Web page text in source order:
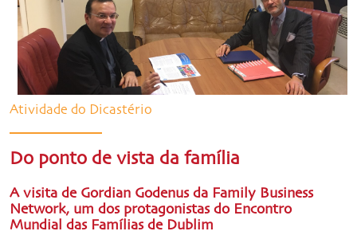
Atividade do Dicastério
Do ponto de vista da família
A visita de Gordian Godenus da Family Business
Network, um dos protagonistas do Encontro
Mundial das Famílias de Dublim